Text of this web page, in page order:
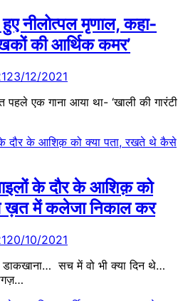
नीलोत्पल मृणाल, कहा-
की आर्थिक कमर’
23/12/2021
एक गाना आया था- ‘खाली की गारंटी
के दौर के आशिक़ को
ख़त में कलेजा निकाल कर
20/10/2021
सच में वो भी क्या दिन थे…